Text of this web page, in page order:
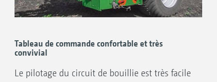
Tableau de commande confortable et très
convivial
Le pilotage du circuit de bouillie est très facile